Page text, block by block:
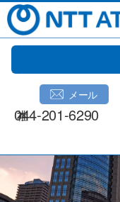
Skip
to
content
メール
044-201-6290